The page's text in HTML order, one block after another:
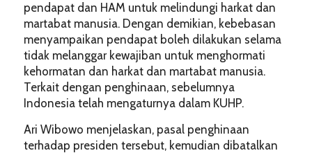
pendapat dan HAM untuk melindungi harkat dan
martabat manusia. Dengan demikian, kebebasan
menyampaikan pendapat boleh dilakukan selama
tidak melanggar kewajiban untuk menghormati
kehormatan dan harkat dan martabat manusia.
Terkait dengan penghinaan, sebelumnya
Indonesia telah mengaturnya dalam KUHP.
Ari Wibowo menjelaskan, pasal penghinaan
terhadap presiden tersebut, kemudian dibatalkan